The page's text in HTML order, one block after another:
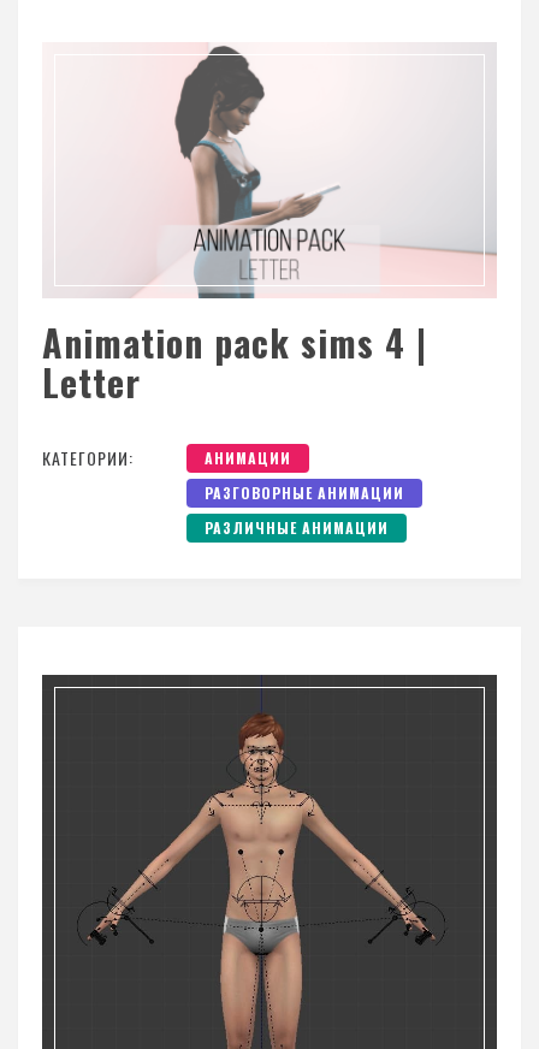
Animation pack sims 4 |
Letter
КАТЕГОРИИ:
АНИМАЦИИ
РАЗГОВОРНЫЕ АНИМАЦИИ
РАЗЛИЧНЫЕ АНИМАЦИИ